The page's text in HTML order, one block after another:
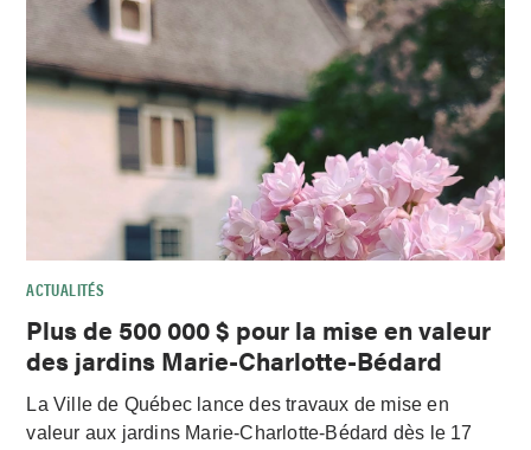
ACTUALITÉS
Plus de 500 000 $ pour la mise en valeur
des jardins Marie-Charlotte-Bédard
La Ville de Québec lance des travaux de mise en
valeur aux jardins Marie-Charlotte-Bédard dès le 17